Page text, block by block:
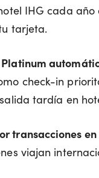
IHG cada año
tarjeta.
Platinum
check-in
tardía en
transacciones
viajan